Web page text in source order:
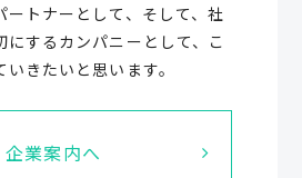
ートナーとして、そして、社
にするカンパニーとして、こ
きたいと思います。
企業案内へ